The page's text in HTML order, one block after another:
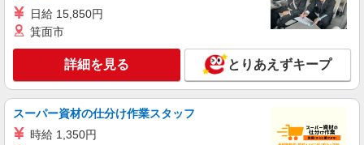
日給 15,850円
箕面市
詳細を見る とりあえずキープ
スーパー資材の仕分け作業スタッフ
時給 1,350円